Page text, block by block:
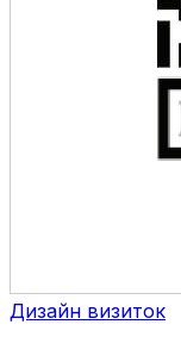
Дизайн визиток